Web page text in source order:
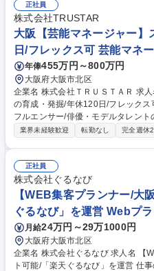
正社員
株式会社TRUSTAR
大阪【芸能マネージャー】
日/フレックス可 芸能マネ
年俸455万円～800万円
大阪府大阪市北区
企業名 株式会社ＴＲＵＳＴＡＲ 求人名 大阪【芸能マネージャー】スター
の育成・発掘/年休120日/フレックス可 仕事の内容 所属するアイドル
フルエンサー/俳優・モデルタレン
ルを含む芸能タレントのマネジメン
び立会い■メディア出演のアレンジ
制作,運営管理,収支管理■プロデュー
タレントのケアとキャリア発展の
0日/フレックス可
業界未経験歓迎 転勤なし 完全週休2
正社員
株式会社ぐるなび
【WEB集客プランナー/大
ぐるなび」を運営 Webプ
月給24万円～29万1000円
大阪府大阪市北区
企業名 株式会社ぐるなび 求人名 【WEB集客プランナー/大阪】フルリモー
ト可能/「楽天ぐるなび」を運営 仕事の内容 「楽天ぐるなび」/Google/LIN